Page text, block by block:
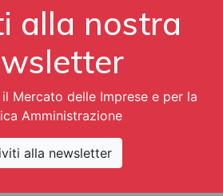
alla nostra
Mercato delle Imprese e per la
Amministrazione
alla newsletter